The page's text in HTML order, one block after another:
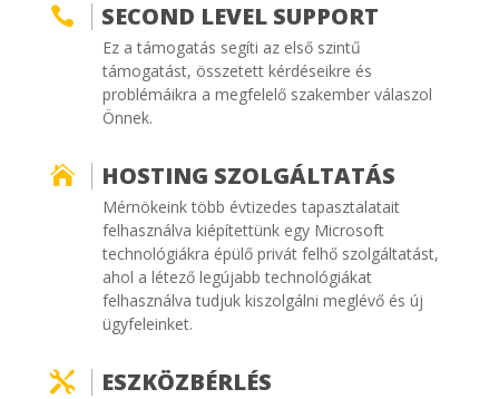
 SECOND LEVEL SUPPORT
Ez a támogatás segíti az első szintű
támogatást, összetett kérdéseikre és
problémáikra a megfelelő szakember válaszol
Önnek.
 HOSTING SZOLGÁLTATÁS
Mérnökeink több évtizedes tapasztalatait
felhasználva kiépítettünk egy Microsoft
technológiákra épülő privát felhő szolgáltatást,
ahol a létező legújabb technológiákat
felhasználva tudjuk kiszolgálni meglévő és új
ügyfeleinket.
 ESZKÖZBÉRLÉS